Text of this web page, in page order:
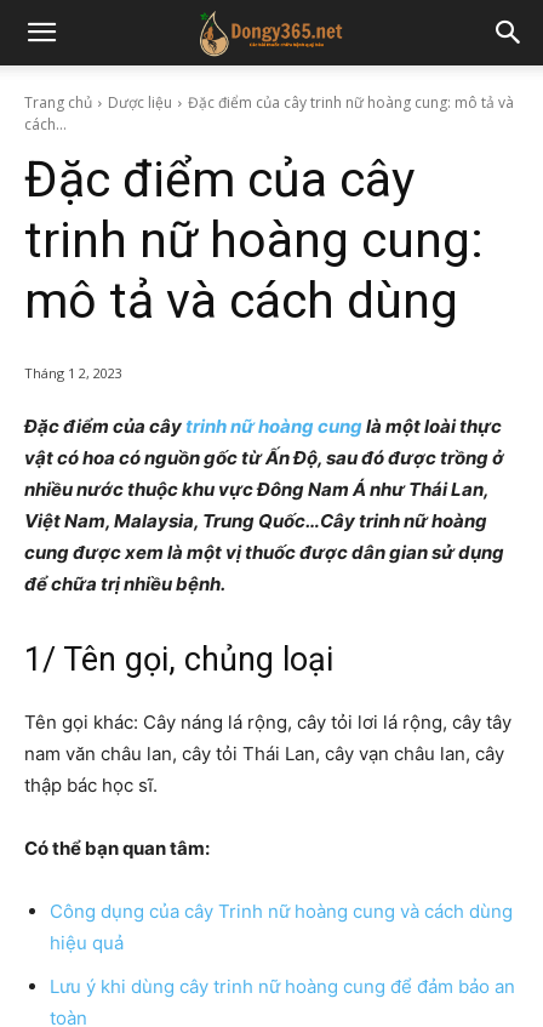
Trang chủ Dược liệu
Đặc điểm của cây trinh nữ hoàng cung: mô tả và
cách...
Đặc điểm của cây
trinh nữ hoàng cung:
mô tả và cách dùng
Tháng 1 2, 2023
Đặc điểm của cây trinh nữ hoàng cunglà một loài thực
vật có hoa có nguồn gốc từ Ấn Độ, sau đó được trồng ở
nhiều nước thuộc khu vực Đông Nam Á như Thái Lan,
Việt Nam, Malaysia, Trung Quốc…Cây trinh nữ hoàng
cung được xem là một vị thuốc được dân gian sử dụng
để chữa trị nhiều bệnh.
1/ Tên gọi, chủng loại
Tên gọi khác: Cây náng lá rộng, cây tỏi lơi lá rộng, cây tây
nam văn châu lan, cây tỏi Thái Lan, cây vạn châu lan, cây
thập bác học sĩ.
Có thể bạn quan tâm:
Công dụng của cây Trinh nữ hoàng cung và cách dùng
hiệu quả
Lưu ý khi dùng cây trinh nữ hoàng cung để đảm bảo an
toàn